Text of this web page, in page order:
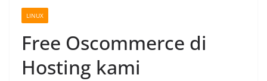
LINUX
Free Oscommerce di
Hosting kami